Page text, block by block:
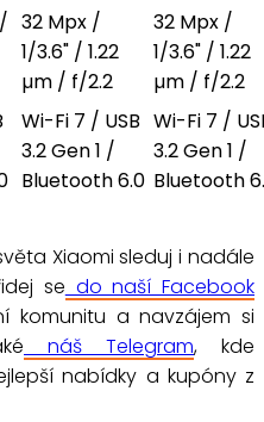
32 Mpx /
1/3.6" / 1.22
µm / f/2.2
32 Mpx /
1/3.6" / 1.22
µm / f/2.2
Wi-Fi 7 / USB
3.2 Gen 1 /
Bluetooth 6.0
Wi-Fi 7 /
3.2 Gen 1 /
Bluetooth
Xiaomi sleduj i nadále
se do naší Facebook
komunitu a navzájem si
náš Telegram, kde
nabídky a kupóny z